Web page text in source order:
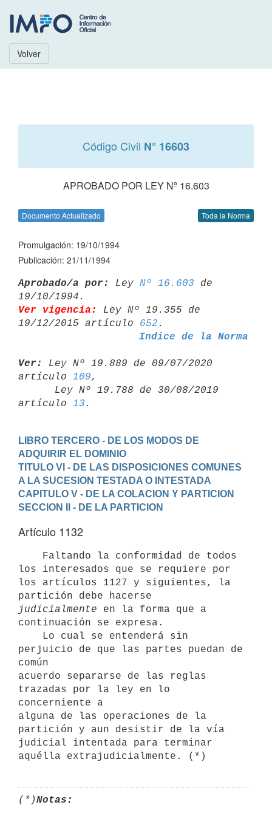
Volver
Código Civil N° 16603
APROBADO POR LEY Nº 16.603
Documento Actualizado Toda la Norma
Promulgación: 19/10/1994
Publicación: 21/11/1994
Aprobado/a por: Ley Nº 16.603 de
Ver vigencia:
Ley Nº 19.355 de
19/12/2015 artículo 652
Indice de la Norma
Ver:
Ley Nº 19.889 de 09/07/2020
artículo 109,
artículo 13
LIBRO TERCERO - DE LOS MODOS DE
ADQUIRIR EL DOMINIO
TITULO VI - DE LAS DISPOSICIONES COMUNES
A LA SUCESION TESTADA O INTESTADA
CAPITULO V - DE LA COLACION Y PARTICION
SECCION II - DE LA PARTICION
Artículo 1132
los interesados que se requiere por
los artículos 1127 y siguientes, la
judicialmente en la forma que a
continuación se expresa.
perjuicio de que las partes puedan de
común
acuerdo separarse de las reglas
trazadas por la ley en lo
concerniente a
alguna de las operaciones de la
partición y aun desistir de la vía
judicial intentada para terminar
(*)Notas: